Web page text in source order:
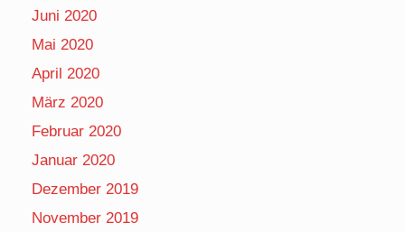
Juni 2020
Mai 2020
April 2020
März 2020
Februar 2020
Januar 2020
Dezember 2019
November 2019